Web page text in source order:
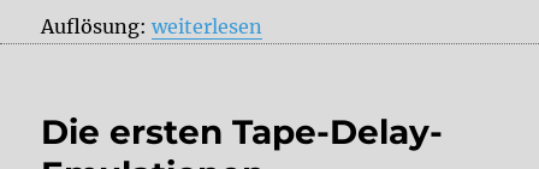
Auflösung:„Digital Delay Blind Comparison:
weiterlesen
Die ersten Tape-Delay-